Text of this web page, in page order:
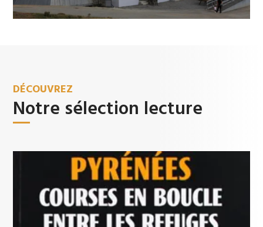
DÉCOUVREZ
Notre sélection lecture